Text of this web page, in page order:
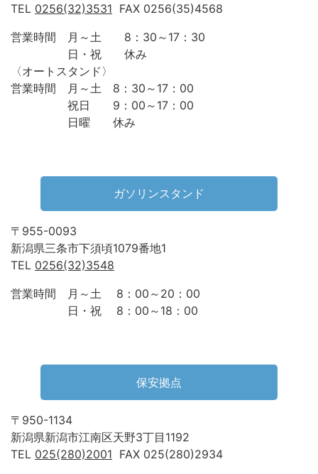
TEL 0256(32)3531 FAX 0256(35)4568
営業時間 月～土 8：30～17：30
日・祝 休み
〈オートスタンド〉
営業時間 月～土 8：30～17：00
祝日 9：00～17：00
日曜 休み
ガソリンスタンド
〒955-0093
新潟県三条市下須頃1079番地1
TEL 0256(32)3548
営業時間 月～土 8：00～20：00
日・祝 8：00～18：00
保安拠点
〒950-1134
新潟県新潟市江南区天野3丁目1192
TEL 025(280)2001 FAX 025(280)2934